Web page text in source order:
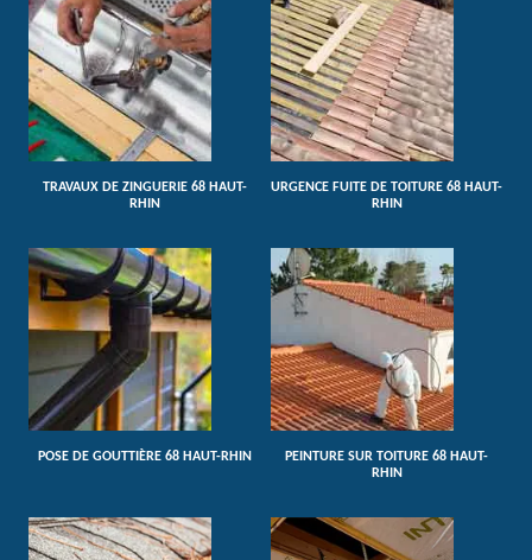
TRAVAUX DE ZINGUERIE 68 HAUT-
RHIN
URGENCE FUITE DE TOITURE 68 HAUT-
RHIN
POSE DE GOUTTIÈRE 68 HAUT-RHIN
PEINTURE SUR TOITURE 68 HAUT-
RHIN